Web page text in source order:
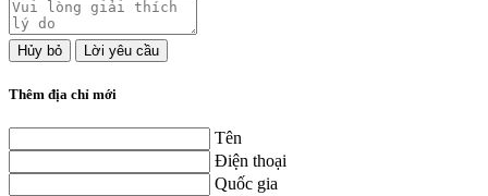
Hủy bỏ Lời yêu cầu
Thêm địa chỉ mới
Tên
Điện thoại
Quốc gia